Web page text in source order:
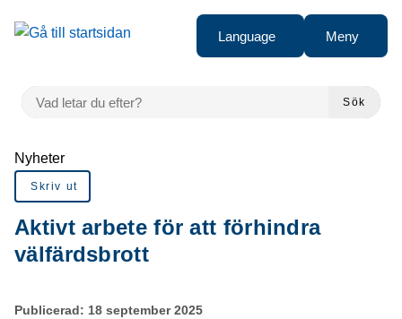
Gå till innehåll
Language Meny
VAD LETAR DU EFTER?
Sök
Du är här:
Nyheter
Skriv ut
Aktivt arbete för att förhindra
välfärdsbrott
Publicerad: 18 september 2025